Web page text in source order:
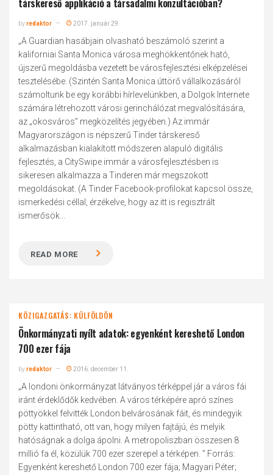
társkereső applikáció a társadalmi konzultációban?
byredaktor 2017. január 29.
„A Guardian hasábjain olvasható beszámoló szerint a
kaliforniai Santa Monica városa meghökkentőnek ható,
újszerű megoldásba vezetett be városfejlesztési elképzelései
tesztelésébe. (Szintén Santa Monica úttörő vállalkozásáról
számoltunk be egy korábbi hírlevelünkben, a Dolgok Internete
számára létrehozott városi gerinchálózat megvalósítására,
az „okosváros” megközelítés jegyében.) Az immár
Magyarországon is népszerű Tinder társkereső
alkalmazásban kialakított módszeren alapuló digitális
fejlesztés, a CitySwipe immár a városfejlesztésben is
sikeresen alkalmazza a Tinderen már megszokott
megoldásokat. (A Tinder Facebook-profilokat kapcsol össze,
ismerkedési céllal, érzékelve, hogy az itt is regisztrált
ismerősök...
READ MORE
KÖZIGAZGATÁS: KÜLFÖLDÖN
Önkormányzati nyílt adatok: egyenként kereshető London
700 ezer fája
byredaktor 2016. december 11.
„A londoni önkormányzat látványos térképpel jár a város fái
iránt érdeklődők kedvében. A város térképére apró színes
pöttyökkel felvitték London belvárosának fáit, és mindegyik
pötty kattintható, ott van, hogy milyen fajtájú, és melyik
hatóságnak a dolga ápolni. A metropoliszban összesen 8
millió fa él, közülük 700 ezer szerepel a térképen. ” Forrás:
Egyenként kereshető London 700 ezer fája; Magyari Péter;